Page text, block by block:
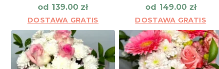
od 139.00 zł
DOSTAWA GRATIS
od 149.00 zł
DOSTAWA GRATIS